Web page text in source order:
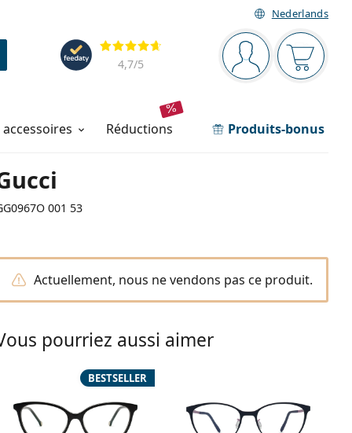
Nederlands
Barre de navigation
Vous êtesVotre
Évaluation
4,7/5
réductions Produits-bonus
001 53
Actuellement, nous ne vendons pas ce produit.
pourriez aussi aimer
BESTSELLER